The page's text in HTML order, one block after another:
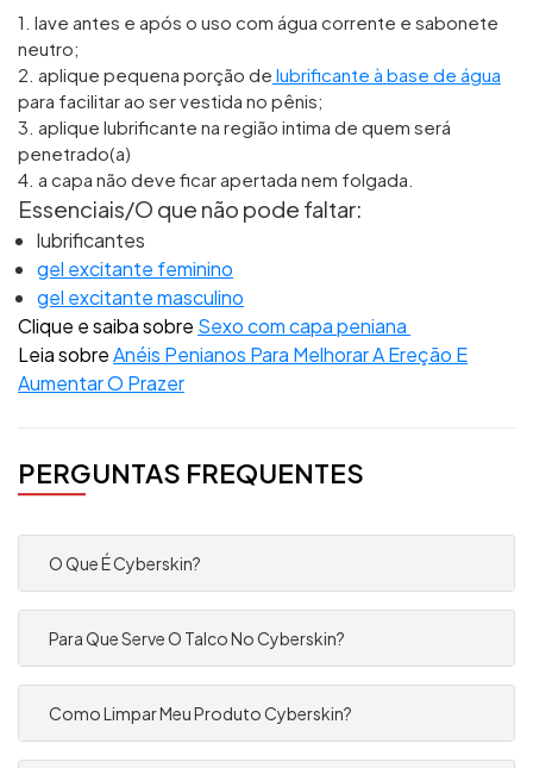
1. lave antes e após o uso com água corrente e sabonete
neutro;
2. aplique pequena porção de lubrificante à base de água
para facilitar ao ser vestida no pênis;
3. aplique lubrificante na região intima de quem será
penetrado(a)
4. a capa não deve ficar apertada nem folgada.
Essenciais/O que não pode faltar:
lubrificantes
gel excitante feminino
gel excitante masculino
Clique e saiba sobre Sexo com capa peniana
Leia sobreAnéis Penianos Para Melhorar A Ereção E
Aumentar O Prazer
PERGUNTAS FREQUENTES
O Que É Cyberskin?
Para Que Serve O Talco No Cyberskin?
Como Limpar Meu Produto Cyberskin?